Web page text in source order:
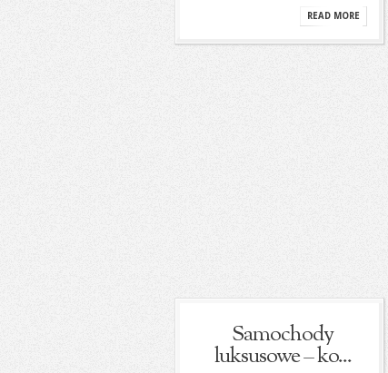
READ MORE
Samochody
luksusowe – ko...